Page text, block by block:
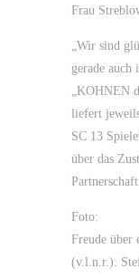
Frau
„Wir sind
gerade
„KOHNEN
liefert
SC 13
über das
Foto:
Freude über
(v.l.n.r.):